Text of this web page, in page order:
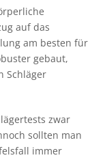
auf das
am besten für
gebaut,
Schläger
zwar
sollten man
immer